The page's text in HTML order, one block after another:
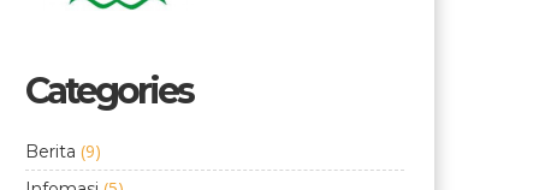
Categories
Berita (9)